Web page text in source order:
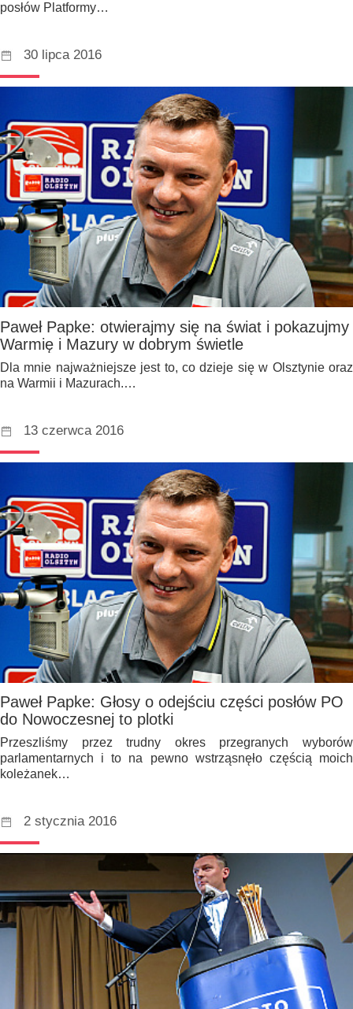
posłów Platformy…
30 lipca 2016
Paweł Papke: otwierajmy się na świat i pokazujmy
Warmię i Mazury w dobrym świetle
Dla mnie najważniejsze jest to, co dzieje się w Olsztynie oraz
na Warmii i Mazurach.…
13 czerwca 2016
Paweł Papke: Głosy o odejściu części posłów PO
do Nowoczesnej to plotki
Przeszliśmy przez trudny okres przegranych wyborów
parlamentarnych i to na pewno wstrząsnęło częścią moich
koleżanek…
2 stycznia 2016